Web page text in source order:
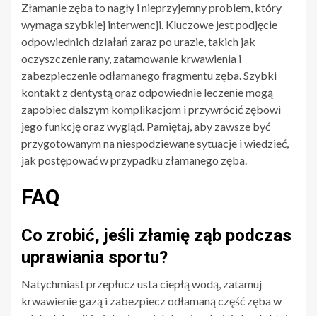
Złamanie zęba to nagły i nieprzyjemny problem, który
wymaga szybkiej interwencji. Kluczowe jest podjęcie
odpowiednich działań zaraz po urazie, takich jak
oczyszczenie rany, zatamowanie krwawienia i
zabezpieczenie odłamanego fragmentu zęba. Szybki
kontakt z dentystą oraz odpowiednie leczenie mogą
zapobiec dalszym komplikacjom i przywrócić zębowi
jego funkcję oraz wygląd. Pamiętaj, aby zawsze być
przygotowanym na niespodziewane sytuacje i wiedzieć,
jak postępować w przypadku złamanego zęba.
FAQ
Co zrobić, jeśli złamię ząb podczas
uprawiania sportu?
Natychmiast przepłucz usta ciepłą wodą, zatamuj
krwawienie gazą i zabezpiecz odłamaną część zęba w